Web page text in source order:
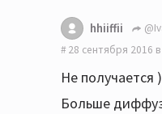
hhiiffii
28 сентября 2016
Не получается
Больше